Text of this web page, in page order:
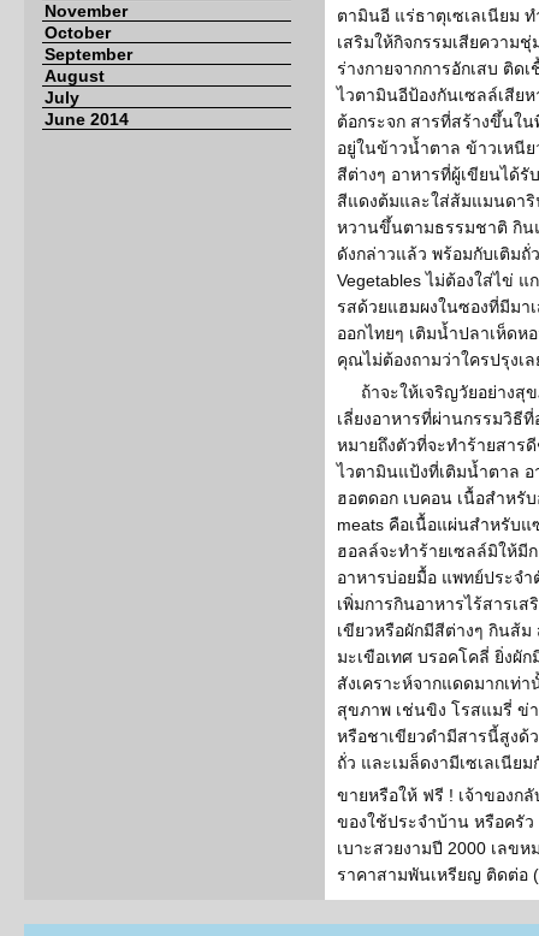
November
October
September
August
July
June 2014
ตามินอี แร่ธาตุเซเลเนียม
เสริมให้กิจกรรมเสียความ
ร่างกายจากการอักเสบ ติด
ไวตามินอีป้องกันเซลล์เสีย
ต้อกระจก สารที่สร้างขึ้นใ
อยู่ในข้าวน้ำตาล ข้าวเหนี
สีต่างๆ อาหารที่ผู้เขียนได้
สีแดงต้มและใส่ส้มแมนดา
หวานขึ้นตามธรรมชาติ กิน
ดังกล่าวแล้ว พร้อมกับเติมถั่
Vegetables ไม่ต้องใส่ไข่
รสด้วยแฮมผงในซองที่มีมา
ออกไทยๆ เติมน้ำปลาเห็ด
คุณไม่ต้องถามว่าใครปรุงเ
ถ้าจะให้เจริญวัยอย่างสุ
เลี่ยงอาหารที่ผ่านกรรมวิธีที่
หมายถึงตัวที่จะทำร้ายสาร
ไวตามินแป้งที่เติมน้ำตาล
ฮอตดอก เบคอน เนื้อสำหรั
meats คือเนื้อแผ่นสำหรับ
ฮอลล์จะทำร้ายเซลล์มิให้มี
อาหารบ่อยมื้อ แพทย์ประจ
เพิ่มการกินอาหารไร้สารเ
เขียวหรือผักมีสีต่างๆ กินส้
มะเขือเทศ บรอคโคลี่ ยิ่งผั
สังเคราะห์จากแดดมากเท่
สุขภาพ เช่นขิง โรสแมรี่ ข่
หรือชาเขียวดำมีสารนี้สูงด้
ถั่ว และเมล็ดงามีเซเลเนีย
ขายหรือให้ ฟรี ! เจ้าของก
ของใช้ประจำบ้าน หรือครั
เบาะสวยงามปี 2000 เลข
ราคาสามพันเหรียญ ติดต่อ